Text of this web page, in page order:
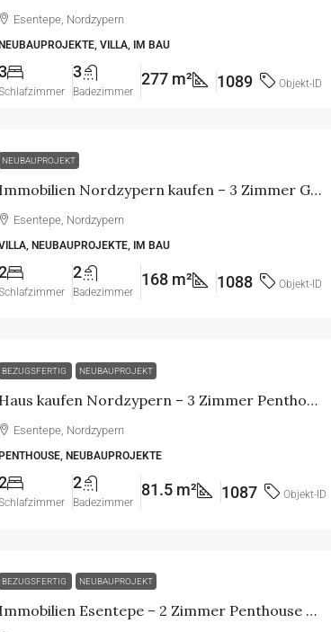
Esentepe, Nordzypern
NEUBAUPROJEKTE, VILLA, IM BAU
3
Badezimmer
277 m² 1089 Objekt-ID
NEUBAUPROJEKT
Immobilien Nordzypern kaufen – 3 Zimmer Golf Villa in 1. Meereslinie mit Meerblick
Esentepe, Nordzypern
NEUBAUPROJEKTE, IM BAU
2
Badezimmer
168 m² 1088 Objekt-ID
BEZUGSFERTIG NEUBAUPROJEKT
Haus kaufen Nordzypern – 3 Zimmer Penthouse mit Meerblick & Dachterrasse
Esentepe, Nordzypern
NEUBAUPROJEKTE
2
Badezimmer
81.5 m² 1087 Objekt-ID
BEZUGSFERTIG NEUBAUPROJEKT
Immobilien Esentepe – 2 Zimmer Penthouse mit Meerblick & Dachterrasse